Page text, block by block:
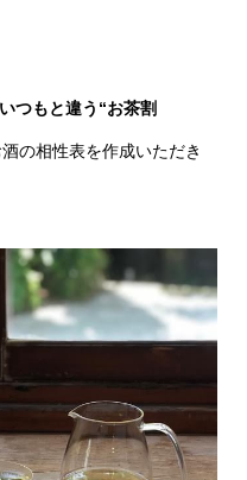
いつもと違う“お茶割
の相性表を作成いただき